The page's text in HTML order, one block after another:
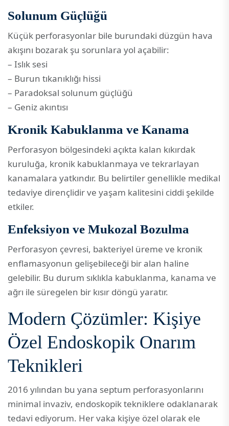
Solunum Güçlüğü
Küçük perforasyonlar bile burundaki düzgün hava
akışını bozarak şu sorunlara yol açabilir:
– Islık sesi
– Burun tıkanıklığı hissi
– Paradoksal solunum güçlüğü
– Geniz akıntısı
Kronik Kabuklanma ve Kanama
Perforasyon bölgesindeki açıkta kalan kıkırdak
kuruluğa, kronik kabuklanmaya ve tekrarlayan
kanamalara yatkındır. Bu belirtiler genellikle medikal
tedaviye dirençlidir ve yaşam kalitesini ciddi şekilde
etkiler.
Enfeksiyon ve Mukozal Bozulma
Perforasyon çevresi, bakteriyel üreme ve kronik
enflamasyonun gelişebileceği bir alan haline
gelebilir. Bu durum sıklıkla kabuklanma, kanama ve
ağrı ile süregelen bir kısır döngü yaratır.
Modern Çözümler: Kişiye
Özel Endoskopik Onarım
Teknikleri
2016 yılından bu yana septum perforasyonlarını
minimal invaziv, endoskopik tekniklere odaklanarak
tedavi ediyorum. Her vaka kişiye özel olarak ele